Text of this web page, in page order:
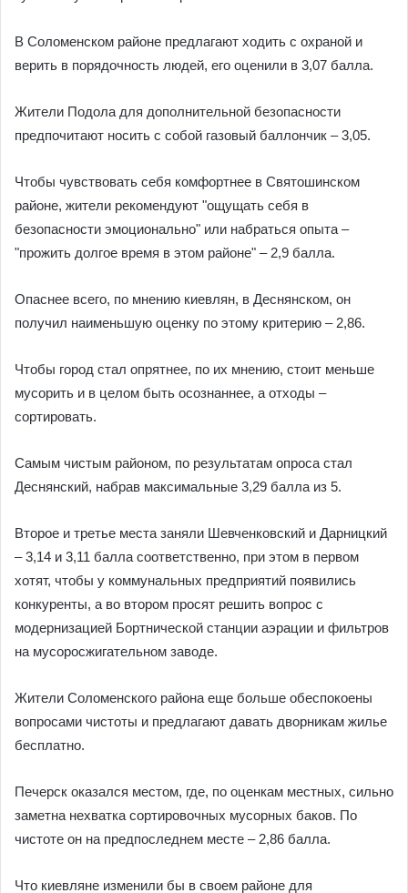
В Соломенском районе предлагают ходить с охраной и
верить в порядочность людей, его оценили в 3,07 балла.
Жители Подола для дополнительной безопасности
предпочитают носить с собой газовый баллончик – 3,05.
Чтобы чувствовать себя комфортнее в Святошинском
районе, жители рекомендуют "ощущать себя в
безопасности эмоционально" или набраться опыта –
"прожить долгое время в этом районе" – 2,9 балла.
Опаснее всего, по мнению киевлян, в Деснянском, он
получил наименьшую оценку по этому критерию – 2,86.
Чтобы город стал опрятнее, по их мнению, стоит меньше
мусорить и в целом быть осознаннее, а отходы –
сортировать.
Самым чистым районом, по результатам опроса стал
Деснянский, набрав максимальные 3,29 балла из 5.
Второе и третье места заняли Шевченковский и Дарницкий
– 3,14 и 3,11 балла соответственно, при этом в первом
хотят, чтобы у коммунальных предприятий появились
конкуренты, а во втором просят решить вопрос с
модернизацией Бортнической станции аэрации и фильтров
на мусоросжигательном заводе.
Жители Соломенского района еще больше обеспокоены
вопросами чистоты и предлагают давать дворникам жилье
бесплатно.
Печерск оказался местом, где, по оценкам местных, сильно
заметна нехватка сортировочных мусорных баков. По
чистоте он на предпоследнем месте – 2,86 балла.
Что киевляне изменили бы в своем районе для